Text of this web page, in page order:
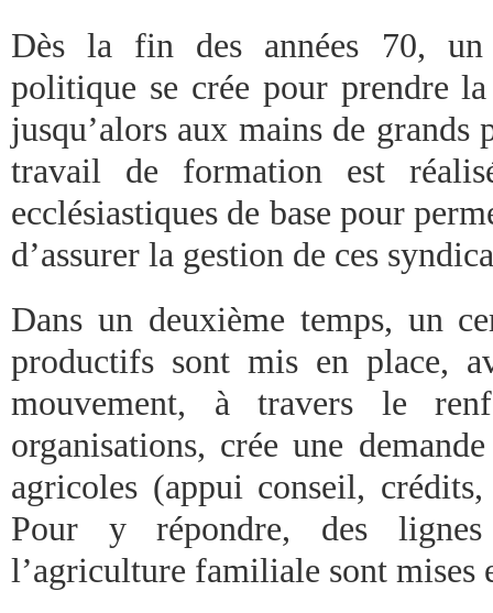
Dès la fin des années 70, un
politique se crée pour prendre
jusqu’alors aux mains de
travail de formation est
ecclésiastiques de base pour
d’assurer la gestion de ces
Dans un deuxième temps, un
productifs sont mis en place,
mouvement, à travers le
organisations, crée une
agricoles (appui conseil,
Pour y répondre, des
l’agriculture familiale sont mises